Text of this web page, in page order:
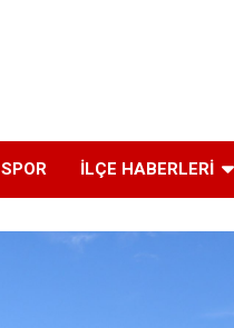
SPOR İLÇE HABERLERI